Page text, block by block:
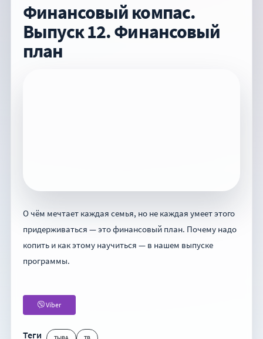
Финансовый компас.
Выпуск 12. Финансовый
план
О чём мечтает каждая семья, но не каждая умеет этого
придерживаться — это финансовый план. Почему надо
копить и как этому научиться — в нашем выпуске
программы.
Viber
Теги